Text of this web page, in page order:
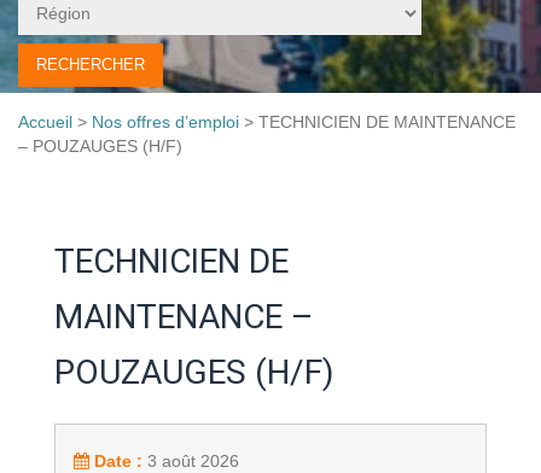
Accueil > Nos offres d’emploi > TECHNICIEN DE MAINTENANCE
– POUZAUGES (H/F)
TECHNICIEN DE
MAINTENANCE –
POUZAUGES (H/F)
Date : 3 août 2026